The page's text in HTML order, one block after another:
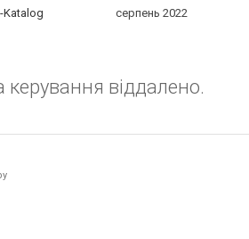
Katalog
серпень 2022
віддалено.